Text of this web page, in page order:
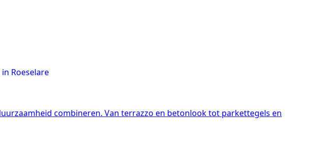
combineren. Van terrazzo en betonlook tot parkettegels en